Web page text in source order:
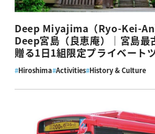
Deep Miyajima（Ryo-Kei-An
Deep宮島（良恵庵）｜宮島最
贈る1日1組限定プライベート
#Hiroshima#Activities#History & Culture